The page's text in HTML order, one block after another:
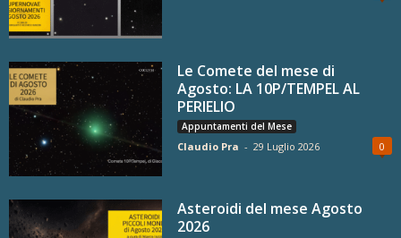
Le Comete del mese di
Agosto: LA 10P/TEMPEL AL
PERIELIO
Appuntamenti del Mese
Claudio Pra - 29 Luglio 2026 0
Asteroidi del mese Agosto
2026